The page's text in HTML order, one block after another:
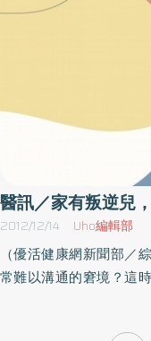
精神科方俊凱主任，分
的橋梁，歡迎病友及家
內容日期時間人員設備
為準，因此參加本活動
動或取消，當天請自備
及自我疾病調適時間：
地點：馬偕醫院（台北
02-2543 3535分機3475
醫訊／家有叛逆兒
2012/12/14 Uho編輯部
（優活健康網新聞部／
常難以溝通的窘境？這